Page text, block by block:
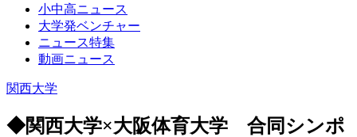
小中高ニュース
大学発ベンチャー
ニュース特集
動画ニュース
関西大学
◆関西大学×大阪体育大学 合同シンポ